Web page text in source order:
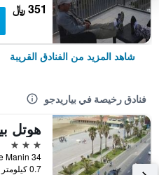
351 ﷼
شاهد المزيد من الفنادق القريبة
فنادق رخيصة في بياريدجو
3 نجوم
0.7 كيلومتر عن وسط المدينة